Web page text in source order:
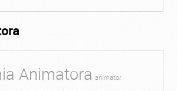
Animatora animator